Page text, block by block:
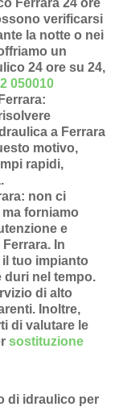
Ferrara 24 ore
verificarsi
la notte o nei
un
24 ore su 24,
050010
:
a Ferrara
motivo,
rapidi,
: non ci
ma forniamo
e
. In
tuo impianto
duri nel tempo.
di alto
. Inoltre,
di valutare le
sostituzione
di idraulico per